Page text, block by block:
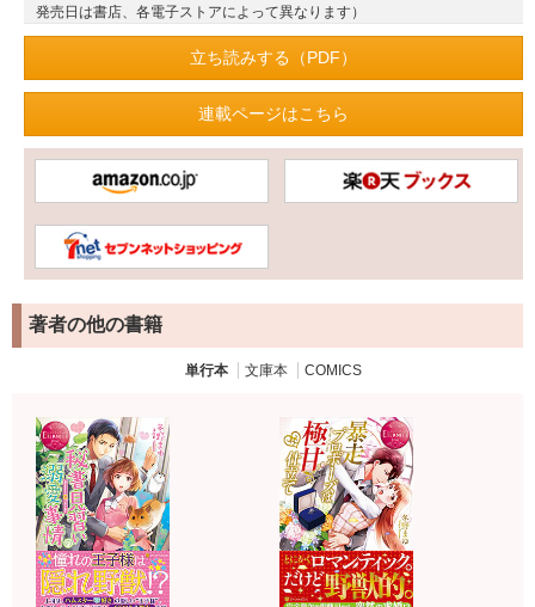
発売日は書店、各電子ストアによって異なります）
立ち読みする（PDF）
連載ページはこちら
著者の他の書籍
単行本 文庫本 COMICS